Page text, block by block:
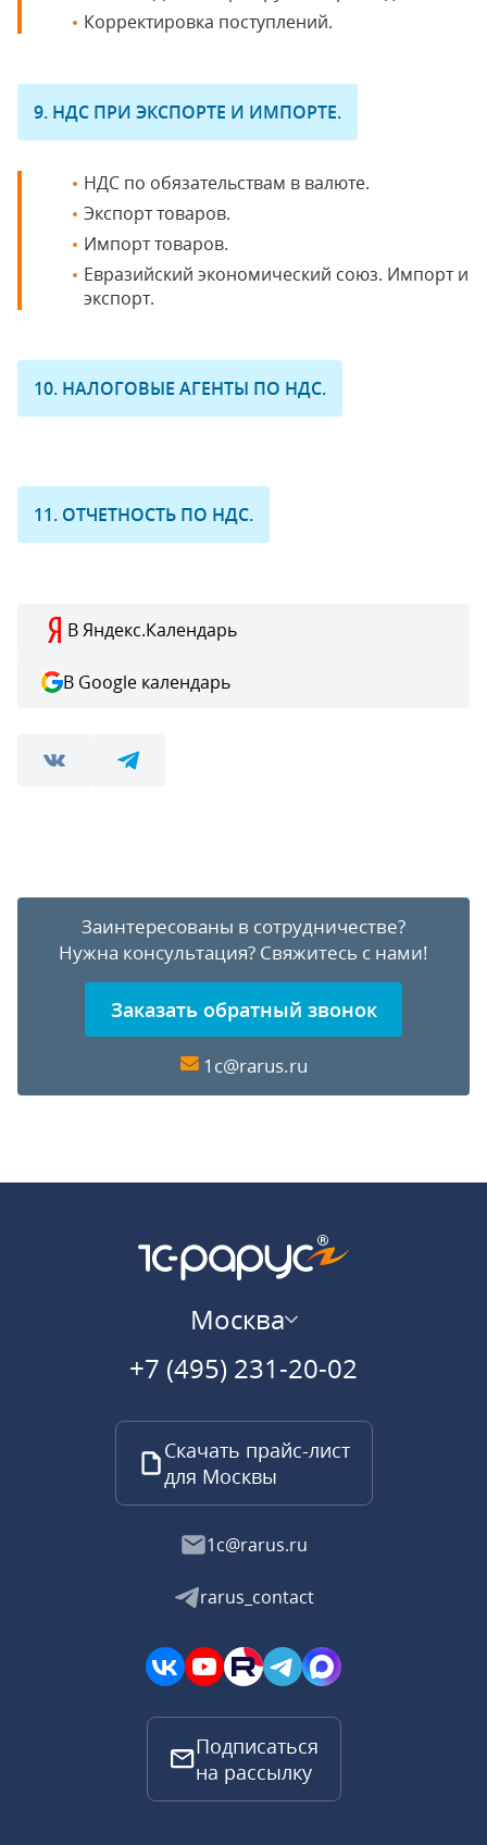
Корректировка поступлений.
9. НДС ПРИ ЭКСПОРТЕ И ИМПОРТЕ.
НДС по обязательствам в валюте.
Экспорт товаров.
Импорт товаров.
Евразийский экономический союз. Импорт и
экспорт.
10. НАЛОГОВЫЕ АГЕНТЫ ПО НДС.
11. ОТЧЕТНОСТЬ ПО НДС.
В Яндекс.Календарь
В Google календарь
Заинтересованы в сотрудничестве?
Нужна консультация? Свяжитесь с нами!
Заказать обратный звонок
1c@rarus.ru
Москва
+7 (495) 231-20-02
Скачать прайс-лист
для Москвы
1c@rarus.ru
rarus_contact
Подписаться
на рассылку